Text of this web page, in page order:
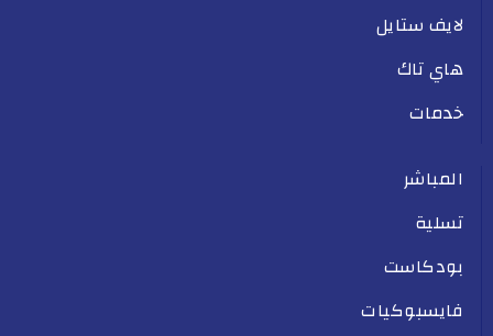
لايف ستايل
هاي تاك
خدمات
المباشر
تسلية
بودكاست
فايسبوكيات